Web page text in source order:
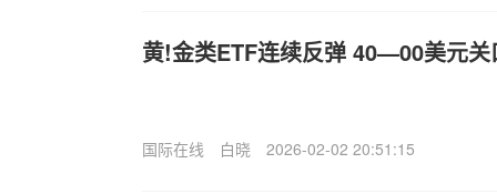
黄!金类ETF连续反弹 40—00美元关
国际在线 白晓 2026-02-02 20:51:15